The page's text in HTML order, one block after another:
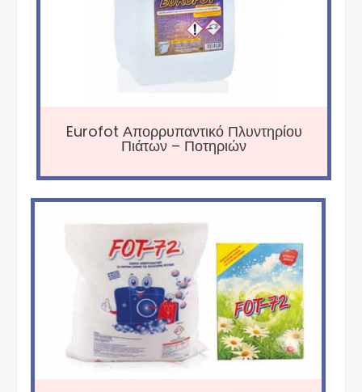
Eurofot Απορρυπαντικό Πλυντηρίου
Πιάτων – Ποτηριών